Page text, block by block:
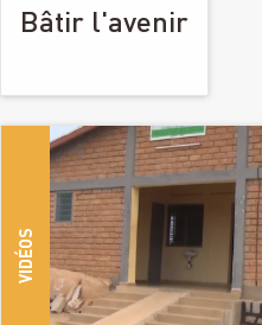
Bâtir l'avenir
VIDÉOS